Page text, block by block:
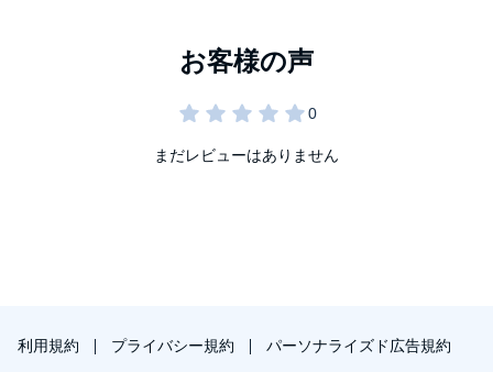
まだレビューはありません
利用規約 プライバシー規約 パーソナライズド広告規約